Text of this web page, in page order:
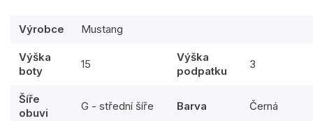
Výrobce Mustang
Výška
boty
15
Výška
podpatku
3
Šíře
obuvi
G - střední šíře Barva Černá